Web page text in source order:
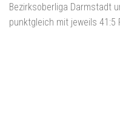
Bezirksoberliga Darmstadt
punktgleich mit jeweils 41:5